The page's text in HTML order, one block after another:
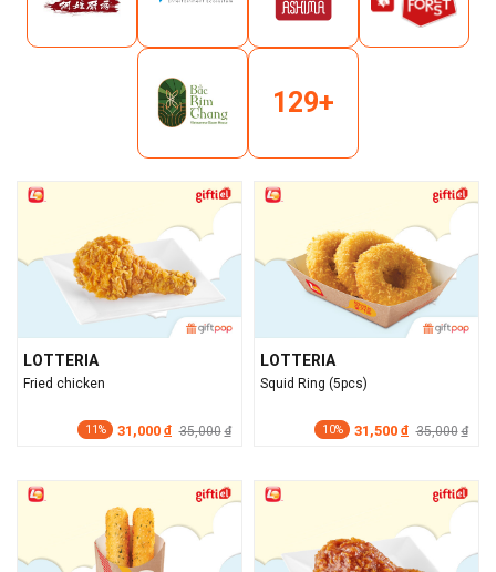
ĐĂNG KÝ
129+
LOTTERIA
Fried chicken
11% 31,000 đ 35,000 đ
LOTTERIA
Squid Ring (5pcs)
10% 31,500 đ 35,000 đ